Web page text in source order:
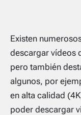
Existen
descargar vídeos
pero también
algunos, por
en alta calidad
poder descargar